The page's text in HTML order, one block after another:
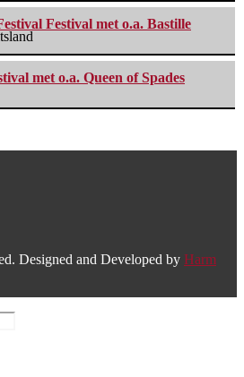
Festival met o.a. Bastille
met o.a. Queen of Spades
Designed and Developed by Harm